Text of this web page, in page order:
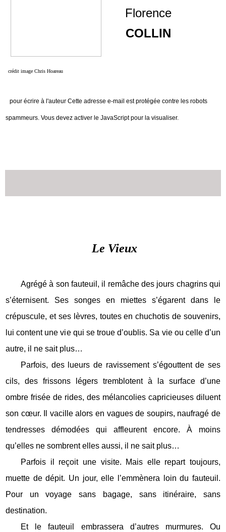
crédit image Chris Hoareau
Florence
COLLIN
pour écrire à l'auteur Cette adresse e-mail est protégée contre les robots
spammeurs. Vous devez activer le JavaScript pour la visualiser.
Le Vieux
Agrégé à son fauteuil, il remâche des jours chagrins qui
s’éternisent. Ses songes en miettes s’égarent dans le
crépuscule, et ses lèvres, toutes en chuchotis de souvenirs,
lui content une vie qui se troue d’oublis. Sa vie ou celle d’un
autre, il ne sait plus…
Parfois, des lueurs de ravissement s’égouttent de ses
cils, des frissons légers tremblotent à la surface d’une
ombre frisée de rides, des mélancolies capricieuses diluent
son cœur. Il vacille alors en vagues de soupirs, naufragé de
tendresses démodées qui affleurent encore. À moins
qu’elles ne sombrent elles aussi, il ne sait plus…
Parfois il reçoit une visite. Mais elle repart toujours,
muette de dépit. Un jour, elle l’emmènera loin du fauteuil.
Pour un voyage sans bagage, sans itinéraire, sans
destination.
Et le fauteuil embrassera d’autres murmures. Ou